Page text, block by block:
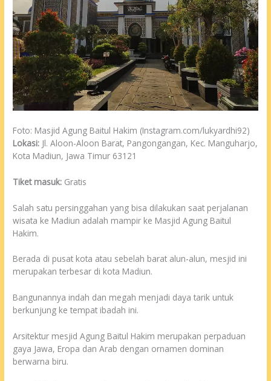
Foto: Masjid Agung Baitul Hakim (Instagram.com/lukyardhi92)
Lokasi: Jl. Aloon-Aloon Barat, Pangongangan, Kec. Manguharjo,
Kota Madiun, Jawa Timur 63121
Tiket masuk: Gratis
Salah satu persinggahan yang bisa dilakukan saat perjalanan
wisata ke Madiun adalah mampir ke Masjid Agung Baitul
Hakim.
Berada di pusat kota atau sebelah barat alun-alun, mesjid ini
merupakan terbesar di kota Madiun.
Bangunannya indah dan megah menjadi daya tarik untuk
berkunjung ke tempat ibadah ini.
Arsitektur mesjid Agung Baitul Hakim merupakan perpaduan
gaya Jawa, Eropa dan Arab dengan ornamen dominan
berwarna biru.